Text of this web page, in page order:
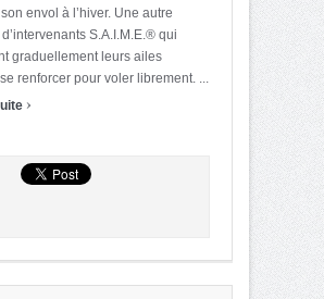
envol à l’hiver. Une autre
S.A.I.M.E.® qui
graduellement leurs ailes
renforcer pour voler librement. ...
›